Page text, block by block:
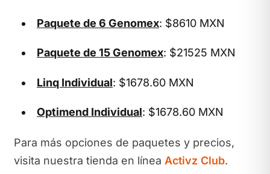
Paquete de 6 Genomex: $8610 MXN
Paquete de 15 Genomex: $21525 MXN
Linq Individual: $1678.60 MXN
Optimend Individual: $1678.60 MXN
Para más opciones de paquetes y precios,
visita nuestra tienda en línea Activz Club.